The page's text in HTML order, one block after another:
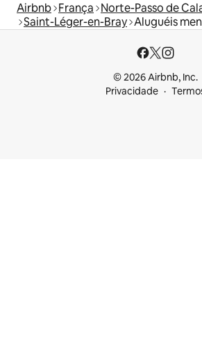
Airbnb França Norte-Passo de
Saint-Léger-en-Bray Aluguéis
© 2026 Airbnb, Inc.
Privacidade